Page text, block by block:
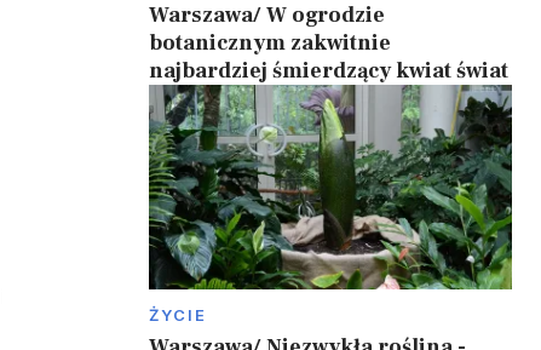
Warszawa/ W ogrodzie
botanicznym zakwitnie
najbardziej śmierdzący kwiat świat
ŻYCIE